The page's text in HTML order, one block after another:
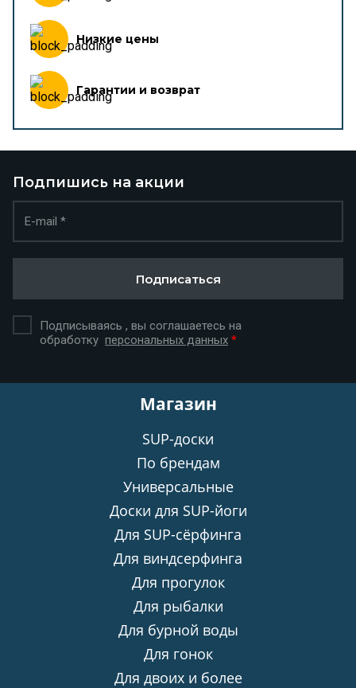
Низкие цены
Гарантии и возврат
Подпишись на акции
Подписываясь , вы соглашаетесь на
обработку персональных данных *
Подписаться
Магазин
SUP-доски
По брендам
Универсальные
Доски для SUP-йоги
Для SUP-сёрфинга
Для виндсерфинга
Для прогулок
Для рыбалки
Для бурной воды
Для гонок
Для двоих и более